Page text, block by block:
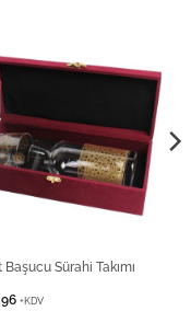
Başucu Sürahi Takımı
+KDV